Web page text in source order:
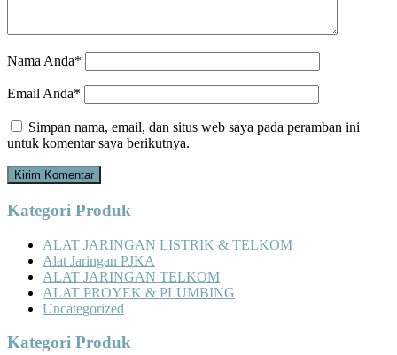
Nama Anda*
Email Anda*
Simpan nama, email, dan situs web saya pada peramban ini
untuk komentar saya berikutnya.
Kategori Produk
ALAT JARINGAN LISTRIK & TELKOM
Alat Jaringan PJKA
ALAT JARINGAN TELKOM
ALAT PROYEK & PLUMBING
Uncategorized
Kategori Produk